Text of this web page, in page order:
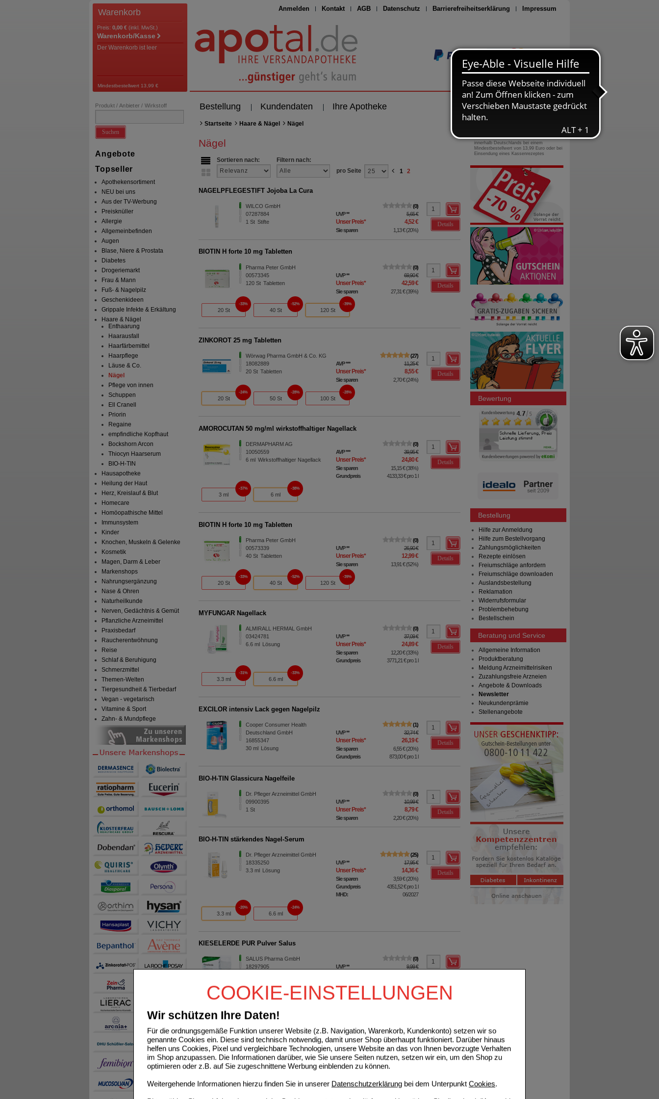
COOKIE-EINSTELLUNGEN
Wir schützen Ihre Daten!
Für die ordnungsgemäße Funktion unserer Website (z.B. Navigation, Warenkorb, Kundenkonto) setzen wir so
genannte Cookies ein. Diese sind technisch notwendig, damit unser Shop überhaupt funktioniert. Darüber hinaus
helfen uns Cookies, Pixel und vergleichbare Technologien, unsere Website an das von Ihnen bevorzugte Verhalten
im Shop anzupassen. Die Informationen darüber, wie Sie unsere Seiten nutzen, setzen wir ein, um den Shop zu
optimieren oder z.B. auf Sie zugeschnittene Werbung einblenden zu können.
Weitergehende Informationen hierzu finden Sie in unserer Datenschutzerklärung bei dem Unterpunkt Cookies.
Anmelden Kontakt AGB Datenschutz Barrierefreiheitserklärung Impressum
Seite drucken
Warenkorb
Preis: 0,00 € (inkl. MwSt.)
Warenkorb/Kasse
Der Warenkorb ist leer
Mindestbestellwert 13,99 €
Bestellung Kundendaten Ihre Apotheke
Produkt / Anbieter / Wirkstoff
Suchen
Angebote
Topseller
Apothekensortiment
NEU bei uns
Aus der TV-Werbung
Preisknüller
Allergie
Allgemeinbefinden
Augen
Blase, Niere & Prostata
Diabetes
Drogeriemarkt
Frau & Mann
Fuß- & Nagelpilz
Geschenkideen
Grippale Infekte & Erkältung
Haare & Nägel
Enthaarung
Haarausfall
Haarfärbemittel
Haarpflege
Läuse & Co.
Nägel
Pflege von innen
Schuppen
Ell Cranell
Priorin
Regaine
empfindliche Kopfhaut
Bockshorn Arcon
Thiocyn Haarserum
BIO-H-TIN
Hausapotheke
Heilung der Haut
Herz, Kreislauf & Blut
Homecare
Homöopathische Mittel
Immunsystem
Kinder
Knochen, Muskeln & Gelenke
Kosmetik
Magen, Darm & Leber
Markenshops
Nahrungsergänzung
Nase & Ohren
Naturheilkunde
Nerven, Gedächtnis & Gemüt
Pflanzliche Arzneimittel
Praxisbedarf
Raucherentwöhnung
Reise
Schlaf & Beruhigung
Schmerzmittel
Themen-Welten
Tiergesundheit & Tierbedarf
Vegan - vegetarisch
Vitamine & Sport
Zahn- & Mundpflege
Startseite Haare & Nägel Nägel
Nägel
Sortieren nach:
Filtern nach:
pro Seite
1 2
NAGELPFLEGESTIFT Jojoba La Cura
WILCO GmbH
07287884
1St Stifte
0
UVP** 5,65 €
Unser Preis* 4,52 €
Sie sparen 1,13 €(20%)
Details
BIOTIN H forte 10 mg Tabletten
Pharma Peter GmbH
00573345
120St Tabletten
0
UVP** 69,90 €
Unser Preis* 42,59 €
Sie sparen 27,31 €(39%)
Details
20 St
33%
40 St
52%
120 St
39%
ZINKOROT 25 mg Tabletten
Wörwag Pharma GmbH & Co. KG
18082889
20St Tabletten
27
AVP*** 11,25 €
Unser Preis* 8,55 €
Sie sparen 2,70 €(24%)
Details
20 St
24%
50 St
28%
100 St
28%
AMOROCUTAN 50 mg/ml wirkstoffhaltiger Nagellack
DERMAPHARM AG
10050559
6 ml Wirkstoffhaltiger Nagellack
0
AVP*** 39,95 €
Unser Preis* 24,80 €
Sie sparen 15,15 €(38%)
Grundpreis
4133,33 €pro 1 l
Details
3 ml
37%
6 ml
38%
BIOTIN H forte 10 mg Tabletten
Pharma Peter GmbH
00573339
40St Tabletten
0
UVP** 26,90 €
Unser Preis* 12,99 €
Sie sparen 13,91 €(52%)
Details
20 St
33%
40 St
52%
120 St
39%
MYFUNGAR Nagellack
ALMIRALL HERMAL GmbH
03424781
6.6 ml Lösung
0
UVP** 37,09 €
Unser Preis* 24,89 €
Sie sparen 12,20 €(33%)
Grundpreis
3771,21 €pro 1 l
Details
3.3 ml
31%
6.6 ml
33%
EXCILOR intensiv Lack gegen Nagelpilz
Cooper Consumer Health
Deutschland GmbH
16855347
30 ml Lösung
1
UVP** 32,74 €
Unser Preis* 26,19 €
Sie sparen 6,55 €(20%)
Grundpreis
873,00 €pro 1 l
Details
BIO-H-TIN Glassicura Nagelfeile
Dr. Pfleger Arzneimittel GmbH
09900395
1St
0
UVP** 10,99 €
Unser Preis* 8,79 €
Sie sparen 2,20 €(20%)
Details
BIO-H-TIN stärkendes Nagel-Serum
Dr. Pfleger Arzneimittel GmbH
18335250
3.3 ml Lösung
25
UVP** 17,95 €
Unser Preis* 14,36 €
Sie sparen 3,59 €(20%)
Grundpreis
4351,52 €pro 1 l
MHD:
06/2027
Details
3.3 ml
20%
6.6 ml
24%
KIESELERDE PUR Pulver Salus
SALUS Pharma GmbH
18297905
0
UVP** 9,99 €
Grundpreis
39,95 €pro 1 kg
CURAMAR NailCare Lotion
Bastian-Werk GmbH
07585713
15ml Lotion
UVP** 24,75 €
Unser Preis * 19,80 €
Sie sparen 4,95 €(20%)
Grundpreis
1320,00 €pro 1 l
Details
ARGANÖL BIO
0800-10 11 422
gebührenfreie Rufnummer
innerhalb Deutschlands bei einem
Mindestbestellwert von 13,99 Euro oder bei
Einsendung eines Kassenrezeptes
Bewertung
Bestellung
Hilfe zur Anmeldung
Hilfe zum Bestellvorgang
Zahlungsmöglichkeiten
Rezepte einlösen
Freiumschläge anfordern
Freiumschläge downloaden
Auslandsbestellung
Reklamation
Widerrufsformular
Problembehebung
Bestellschein
Beratung und Service
Allgemeine Information
Produktberatung
Meldung Arzneimittelrisiken
Zuzahlungsfreie Arzneien
Angebote & Downloads
Newsletter
Neukundenprämie
Stellenangebote